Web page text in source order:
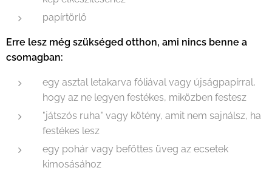
papírtörlő
Erre lesz még szükséged otthon, ami nincs benne a
csomagban:
egy asztal letakarva fóliával vagy újságpapírral,
hogy az ne legyen festékes, miközben festesz
"játszós ruha" vagy kötény, amit nem sajnálsz, ha
festékes lesz
egy pohár vagy befőttes üveg az ecsetek
kimosásához